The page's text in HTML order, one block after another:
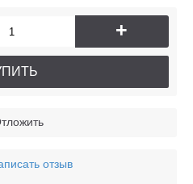
+
отзыв